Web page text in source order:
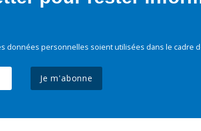
données personnelles soient utilisées dans le cadre
Je m'abonne